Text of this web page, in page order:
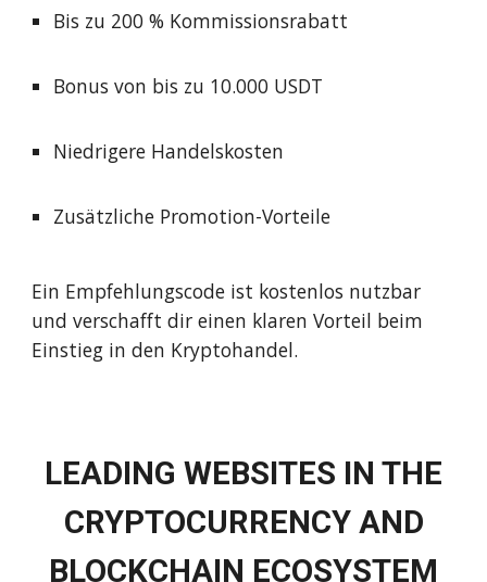
Bis zu 200 % Kommissionsrabatt
Bonus von bis zu 10.000 USDT
Niedrigere Handelskosten
Zusätzliche Promotion-Vorteile
Ein Empfehlungscode ist kostenlos nutzbar
und verschafft dir einen klaren Vorteil beim
Einstieg in den Kryptohandel.
LEADING WEBSITES IN THE
CRYPTOCURRENCY AND
BLOCKCHAIN ECOSYSTEM